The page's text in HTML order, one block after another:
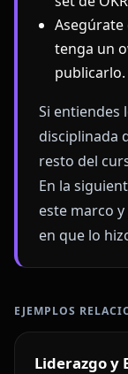
Asegúrate
tenga un
publicarlo.
Si entiendes
disciplinada
resto del
En la
este marco
en que lo
EJEMPLOS
Liderazgo y